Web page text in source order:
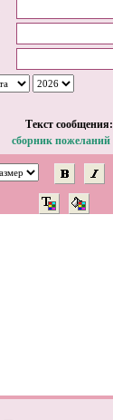
Tекст сообщения:
сборник пожеланий